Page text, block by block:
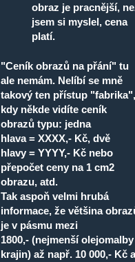
obraz je pracnější,
jsem si myslel, cena
platí.
"Ceník obrazů na přání" tu
ale nemám. Nelíbí se mně
takový ten přístup "fabrika",
kdy někde vidíte ceník
obrazů typu: jedna
hlava = XXXX,- Kč, dvě
hlavy = YYYY,- Kč nebo
přepočet ceny na 1 cm2
obrazu, atd.
Tak aspoň velmi hrubá
informace, že většina
je v pásmu mezi
1800,- (nejmenší olejomalby
krajin) až např. 10 000,- Kč a